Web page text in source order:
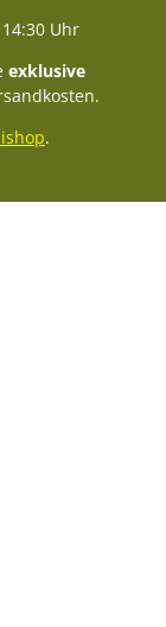
Uhr
exklusive
.